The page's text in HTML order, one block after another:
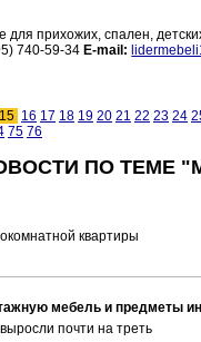
прихожих, спален,
740-59-34 E-mail:
15 16 17 18 19 20 21 22 23 24
75 76
ПО ТЕМЕ
квартиры
мебель и предметы
почти на треть